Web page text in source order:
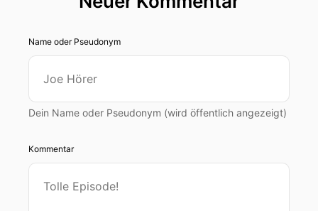
Name oder Pseudonym
Dein Name oder Pseudonym (wird öffentlich angezeigt)
Kommentar